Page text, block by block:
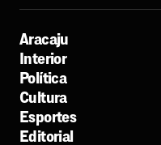
Aracaju
Interior
Política
Cultura
Esportes
Editorial